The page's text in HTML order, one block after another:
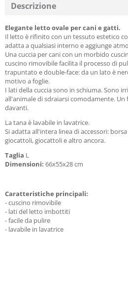
Descrizione
Elegante letto ovale per cani e gatti.
Il letto è rifinito con un tessuto estetico
adatta a qualsiasi interno e aggiunge
Una cuccia per cani con un morbido
cuscino rimovibile facilita il processo di
trapuntato e double-face: da un lato è
motivo a foglie.
I lati della cuccia sono in schiuma. Sono
all'animale di sdraiarsi comodamente.
davanti.
La tana è lavabile in lavatrice.
Si adatta all'intera linea di accessori:
giocattoli, giocattoli e altro ancora.
Taglia L
Dimensioni: 66x55x28 cm
Caratteristiche principali:
- cuscino rimovibile
- lati del letto imbottiti
- facile da pulire
- lavabile in lavatrice